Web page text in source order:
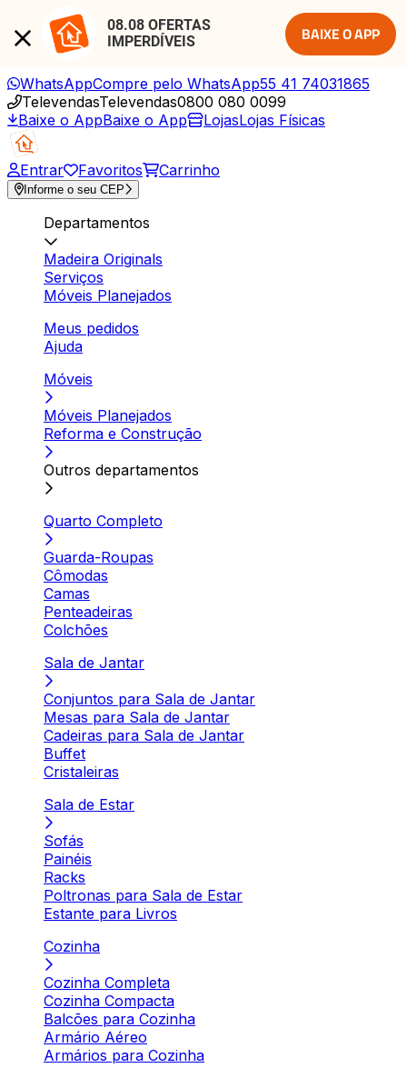
08.08 OFERTAS
IMPERDÍVEIS
BAIXE O APP
WhatsAppCompre pelo WhatsApp55 41 74031865
TelevendasTelevendas0800 080 0099
Baixe o AppBaixe o App LojasLojas Físicas
Entrar Favoritos Carrinho
Informe o seu CEP
Departamentos
Madeira Originals
Serviços
Móveis Planejados
Meus pedidos
Ajuda
Móveis
Móveis Planejados
Reforma e Construção
Outros departamentos
Quarto Completo
Guarda-Roupas
Cômodas
Camas
Penteadeiras
Colchões
Sala de Jantar
Conjuntos para Sala de Jantar
Mesas para Sala de Jantar
Cadeiras para Sala de Jantar
Buffet
Cristaleiras
Sala de Estar
Sofás
Painéis
Racks
Poltronas para Sala de Estar
Estante para Livros
Cozinha
Cozinha Completa
Cozinha Compacta
Balcões para Cozinha
Armário Aéreo
Armários para Cozinha